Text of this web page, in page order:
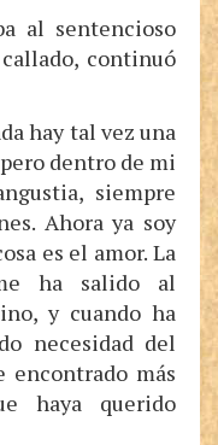
al sentencioso
continuó
hay tal vez una
dentro de mi
siempre
Ahora ya soy
es el amor. La
ha salido al
y cuando ha
necesidad del
encontrado más
haya querido